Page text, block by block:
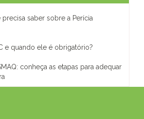
saber sobre a Perícia
e quando ele é obrigatório?
conheça as etapas para adequar